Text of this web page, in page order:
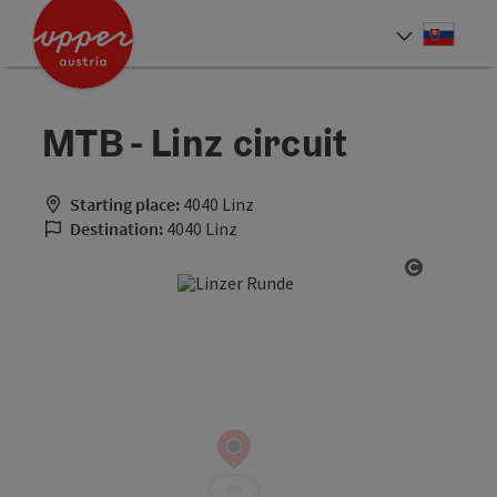
Accesskey
Accesskey
MTB - Linz circuit
Starting place: 4040 Linz
Destination: 4040 Linz